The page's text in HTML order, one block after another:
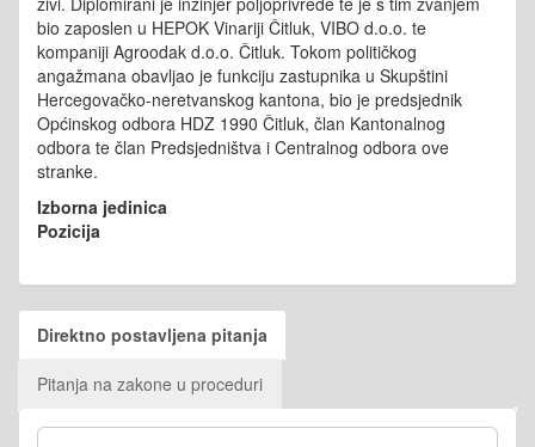
bio zaposlen u HEPOK Vinariji Čitluk, VIBO d.o.o. te
kompaniji Agroodak d.o.o. Čitluk. Tokom političkog
angažmana obavljao je funkciju zastupnika u Skupštini
Hercegovačko-neretvanskog kantona, bio je predsjednik
Općinskog odbora HDZ 1990 Čitluk, član Kantonalnog
odbora te član Predsjedništva i Centralnog odbora ove
stranke.
Izborna jedinica
Pozicija
Direktno postavljena pitanja
Pitanja na zakone u proceduri